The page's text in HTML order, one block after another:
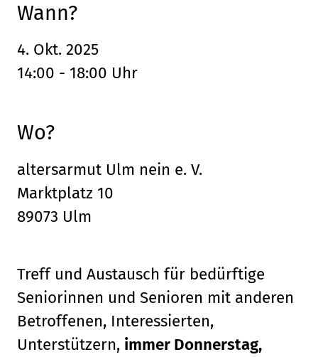
Wann?
4. Okt. 2025
14:00 - 18:00 Uhr
Wo?
altersarmut Ulm nein e. V.
Marktplatz 10
89073 Ulm
Treff und Austausch für bedürftige
Seniorinnen und Senioren mit anderen
Betroffenen, Interessierten,
Unterstützern, immer Donnerstag,